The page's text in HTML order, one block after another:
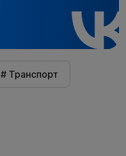
# Транспорт